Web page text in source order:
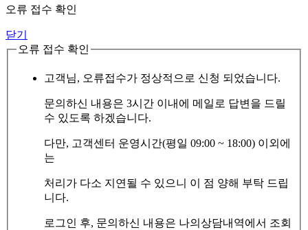
오류 접수 확인
닫기
오류 접수 확인
고객님, 오류접수가 정상적으로 신청 되었습니다.
문의하신 내용은 3시간 이내에 메일로 답변을 드릴
수 있도록 하겠습니다.
다만, 고객센터 운영시간(평일 09:00 ~ 18:00) 이외에
는
처리가 다소 지연될 수 있으니 이 점 양해 부탁 드립
니다.
로그인 후, 문의하신 내용은 나의상담내역에서 조회